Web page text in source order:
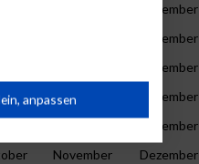
Dezember
Dezember
Dezember
November
Dezember
Dezember
November
Dezember
anpassen